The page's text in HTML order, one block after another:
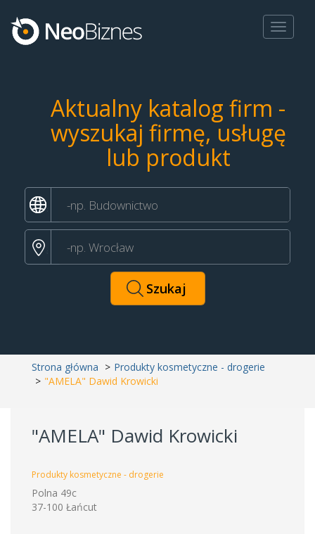
Toggle
Aktualny katalog firm -
wyszukaj firmę, usługę
lub produkt
Strona główna
Produkty kosmetyczne - drogerie
"AMELA" Dawid Krowicki
"AMELA" Dawid Krowicki
Produkty kosmetyczne - drogerie
Polna 49c
37-100 Łańcut